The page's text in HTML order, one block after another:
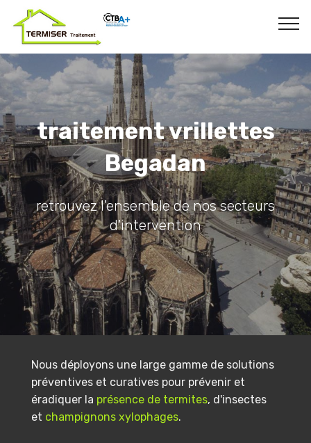
traitement vrillettes
Begadan
retrouvez l'ensemble de nos secteurs
d'intervention
Nous déployons une large gamme de solutions
préventives et curatives pour prévenir et
éradiquer la présence de termites, d'insectes
et champignons xylophages.